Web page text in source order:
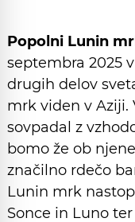
Popolni Lunin
septembra 2025
drugih delov
mrk viden v Aziji.
sovpadal z
bomo že ob
značilno rdečo
Lunin mrk
Sonce in Luno